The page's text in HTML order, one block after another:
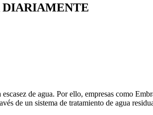
DIARIAMENTE
de agua. Por ello, empresas como
de un sistema de tratamiento de agua